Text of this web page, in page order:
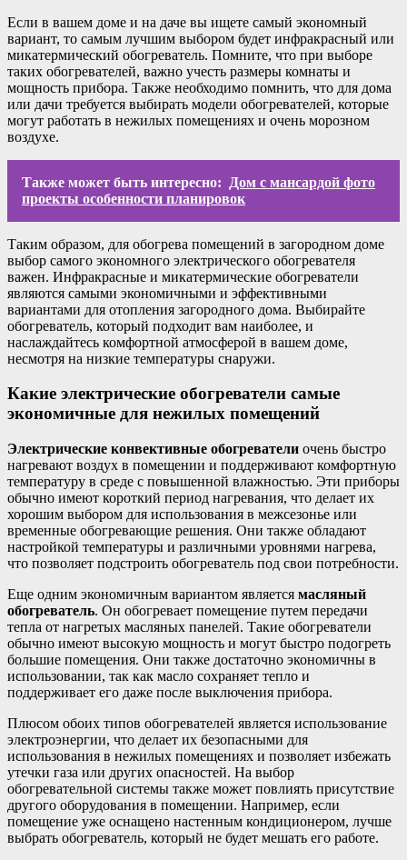
Если в вашем доме и на даче вы ищете самый экономный
вариант, то самым лучшим выбором будет инфракрасный или
микатермический обогреватель. Помните, что при выборе
таких обогревателей, важно учесть размеры комнаты и
мощность прибора. Также необходимо помнить, что для дома
или дачи требуется выбирать модели обогревателей, которые
могут работать в нежилых помещениях и очень морозном
воздухе.
Также может быть интересно:
Дом с мансардой фото
проекты особенности планировок
Таким образом, для обогрева помещений в загородном доме
выбор самого экономного электрического обогревателя
важен. Инфракрасные и микатермические обогреватели
являются самыми экономичными и эффективными
вариантами для отопления загородного дома. Выбирайте
обогреватель, который подходит вам наиболее, и
наслаждайтесь комфортной атмосферой в вашем доме,
несмотря на низкие температуры снаружи.
Какие электрические обогреватели самые
экономичные для нежилых помещений
Электрические конвективные обогреватели очень быстро
нагревают воздух в помещении и поддерживают комфортную
температуру в среде с повышенной влажностью. Эти приборы
обычно имеют короткий период нагревания, что делает их
хорошим выбором для использования в межсезонье или
временные обогревающие решения. Они также обладают
настройкой температуры и различными уровнями нагрева,
что позволяет подстроить обогреватель под свои потребности.
Еще одним экономичным вариантом является масляный
обогреватель. Он обогревает помещение путем передачи
тепла от нагретых масляных панелей. Такие обогреватели
обычно имеют высокую мощность и могут быстро подогреть
большие помещения. Они также достаточно экономичны в
использовании, так как масло сохраняет тепло и
поддерживает его даже после выключения прибора.
Плюсом обоих типов обогревателей является использование
электроэнергии, что делает их безопасными для
использования в нежилых помещениях и позволяет избежать
утечки газа или других опасностей. На выбор
обогревательной системы также может повлиять присутствие
другого оборудования в помещении. Например, если
помещение уже оснащено настенным кондиционером, лучше
выбрать обогреватель, который не будет мешать его работе.